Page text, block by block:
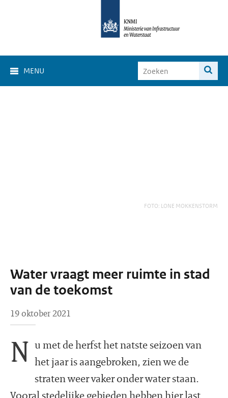
MENU
FOTO: LONE MOKKENSTORM
Water vraagt meer ruimte in stad
van de toekomst
19 oktober 2021
N u met de herfst het natste seizoen van
het jaar is aangebroken, zien we de
straten weer vaker onder water staan.
Vooral stedelijke gebieden hebben hier last